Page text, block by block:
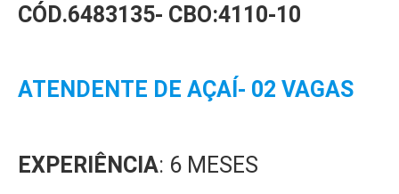
CÓD.6483135- CBO:4110-10
ATENDENTE DE AÇAÍ- 02 VAGAS
EXPERIÊNCIA: 6 MESES